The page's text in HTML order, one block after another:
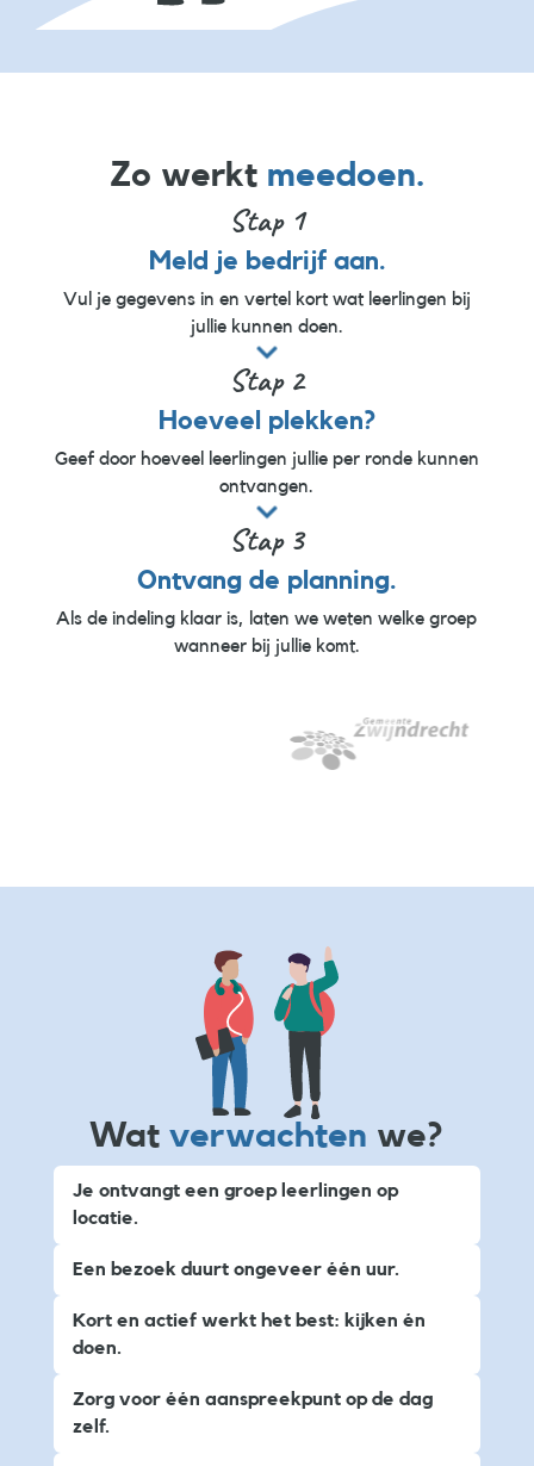
Zo werkt meedoen.
Stap 1
Meld je bedrijf aan.
Vul je gegevens in en vertel kort wat leerlingen bij
jullie kunnen doen.

Stap 2
Hoeveel plekken?
Geef door hoeveel leerlingen jullie per ronde kunnen
ontvangen.

Stap 3
Ontvang de planning.
Als de indeling klaar is, laten we weten welke groep
wanneer bij jullie komt.
Watverwachten we?
Je ontvangt een groep leerlingen op
locatie.
Een bezoek duurt ongeveer één uur.
Kort en actief werkt het best: kijken én
doen.
Zorg voor één aanspreekpunt op de dag
zelf.